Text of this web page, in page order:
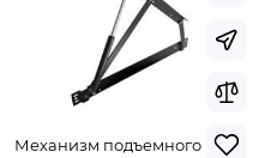
Механизм подъемного